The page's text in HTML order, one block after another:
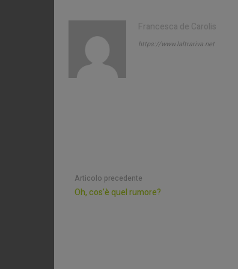
Francesca de Carolis
https://www.laltrariva.net
Articolo precedente
Oh, cos’è quel rumore?